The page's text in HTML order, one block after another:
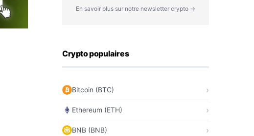
En savoir plus sur notre newsletter crypto →
Crypto populaires
Bitcoin (BTC)
Ethereum (ETH)
BNB (BNB)